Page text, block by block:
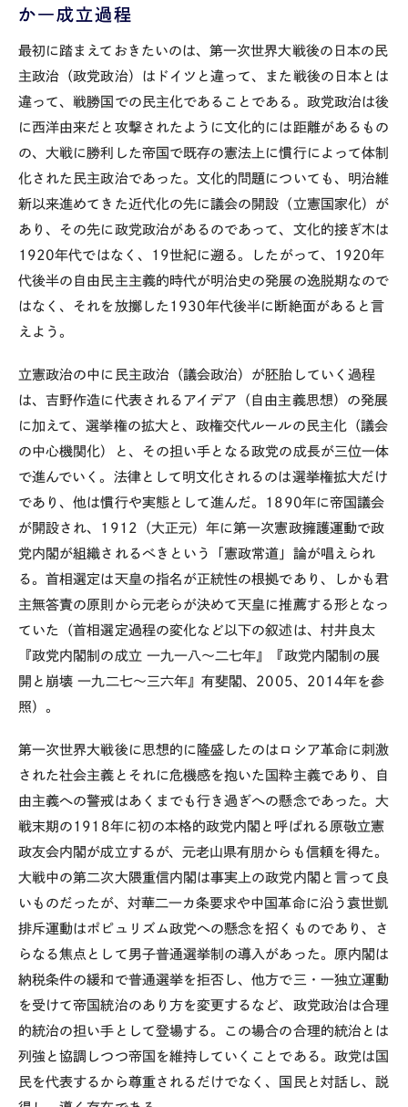
か―成立過程
最初に踏まえておきたいのは、第一次世界大戦後の日本の民
主政治（政党政治）はドイツと違って、また戦後の日本とは
違って、戦勝国での民主化であることである。政党政治は後
に西洋由来だと攻撃されたように文化的には距離があるもの
の、大戦に勝利した帝国で既存の憲法上に慣行によって体制
化された民主政治であった。文化的問題についても、明治維
新以来進めてきた近代化の先に議会の開設（立憲国家化）が
あり、その先に政党政治があるのであって、文化的接ぎ木は
1920年代ではなく、19世紀に遡る。したがって、1920年
代後半の自由民主主義的時代が明治史の発展の逸脱期なので
はなく、それを放擲した1930年代後半に断絶面があると言
えよう。
立憲政治の中に民主政治（議会政治）が胚胎していく過程
は、吉野作造に代表されるアイデア（自由主義思想）の発展
に加えて、選挙権の拡大と、政権交代ルールの民主化（議会
の中心機関化）と、その担い手となる政党の成長が三位一体
で進んでいく。法律として明文化されるのは選挙権拡大だけ
であり、他は慣行や実態として進んだ。1890年に帝国議会
が開設され、1912（大正元）年に第一次憲政擁護運動で政
党内閣が組織されるべきという「憲政常道」論が唱えられ
る。首相選定は天皇の指名が正統性の根拠であり、しかも君
主無答責の原則から元老らが決めて天皇に推薦する形となっ
ていた（首相選定過程の変化など以下の叙述は、村井良太
『政党内閣制の成立 一九一八～二七年』『政党内閣制の展
開と崩壊 一九二七～三六年』有斐閣、 2005、 2014年を参
照）。
第一次世界大戦後に思想的に隆盛したのはロシア革命に刺激
された社会主義とそれに危機感を抱いた国粋主義であり、自
由主義への警戒はあくまでも行き過ぎへの懸念であった。大
戦末期の1918年に初の本格的政党内閣と呼ばれる原敬立憲
政友会内閣が成立するが、元老山県有朋からも信頼を得た。
大戦中の第二次大隈重信内閣は事実上の政党内閣と言って良
いものだったが、対華二一カ条要求や中国革命に沿う袁世凱
排斥運動はポピュリズム政党への懸念を招くものであり、さ
らなる焦点として男子普通選挙制の導入があった。原内閣は
納税条件の緩和で普通選挙を拒否し、他方で三・一独立運動
を受けて帝国統治のあり方を変更するなど、政党政治は合理
的統治の担い手として登場する。この場合の合理的統治とは
列強と協調しつつ帝国を維持していくことである。政党は国
民を代表するから尊重されるだけでなく、国民と対話し、説